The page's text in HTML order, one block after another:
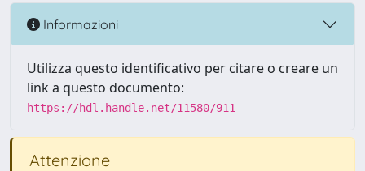
Informazioni
Utilizza questo identificativo per citare o creare un
link a questo documento:
https://hdl.handle.net/11580/911
Attenzione